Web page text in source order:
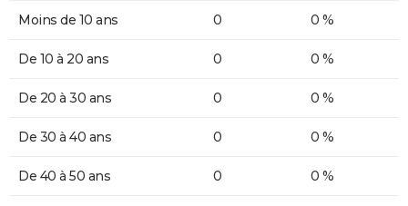
Moins de 10 ans 0 0 %
De 10 à 20 ans 0 0 %
De 20 à 30 ans 0 0 %
De 30 à 40 ans 0 0 %
De 40 à 50 ans 0 0 %